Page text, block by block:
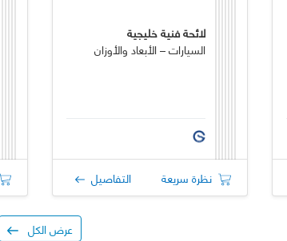
لائحة فنية خليجية
السيارات – الأبعاد والأوزان
نظرة سريعة التفاصيل
عرض الكل